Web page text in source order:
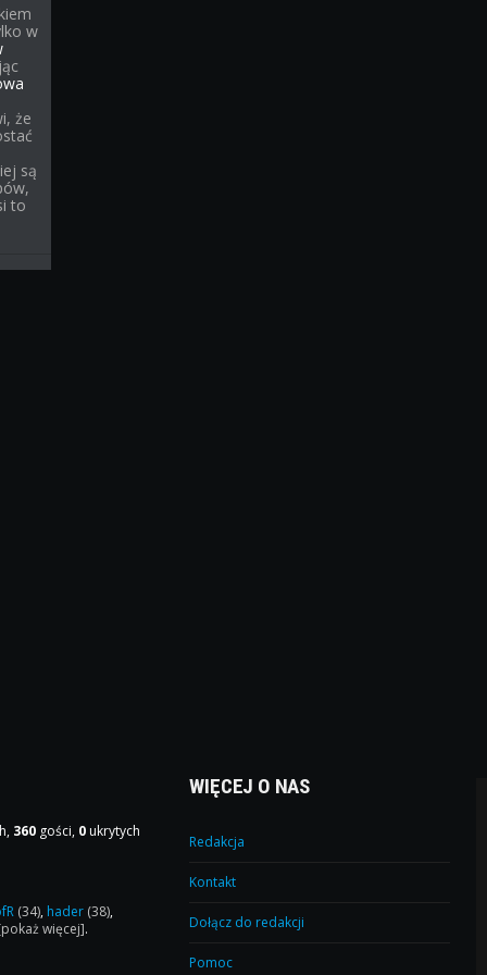
w
że
są
to
360 gości, 0 ukrytych
(34), hader (38),
więcej].
WIĘCEJ O NAS
Redakcja
Kontakt
Dołącz do redakcji
Pomoc